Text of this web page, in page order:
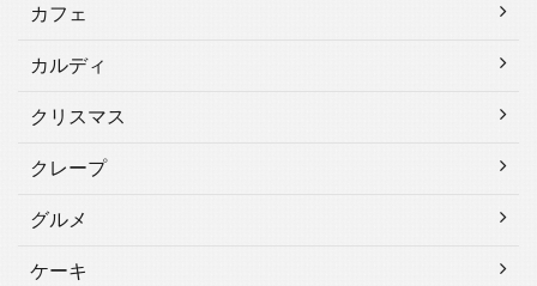
カフェ
カルディ
クリスマス
クレープ
グルメ
ケーキ